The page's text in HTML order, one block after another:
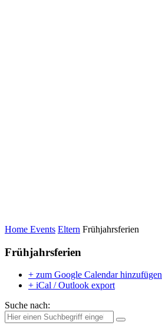
Home Events Eltern Frühjahrsferien
Frühjahrsferien
+ zum Google Calendar hinzufügen
+ iCal / Outlook export
Suche nach: